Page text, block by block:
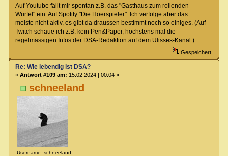
Auf Youtube fällt mir spontan z.B. das "Gasthaus zum rollenden
Würfel" ein. Auf Spotify "Die Hoerspieler". Ich verfolge aber das
meiste nicht aktiv, es gibt da draussen bestimmt noch so einiges. (Auf
Twitch schaue ich z.B. kein Pen&Paper, höchstens mal die
regelmässigen Infos der DSA-Redaktion auf dem Ulisses-Kanal.)
Gespeichert
schneeland
Username: schneeland
Re: Wie lebendig ist DSA?
« Antwort #109 am: 15.02.2024 | 00:04 »